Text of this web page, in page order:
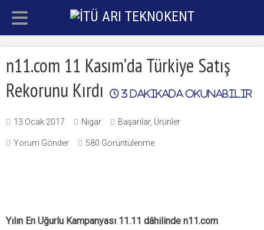
n11.com 11 Kasım’da Türkiye Satış
Rekorunu Kırdı
3 dakikada okunabilir
13 Ocak 2017 Nigar Başarılar, Ürünler
Yorum Gönder 580 Görüntülenme
Yılın En Uğurlu Kampanyası 11.11 dâhilinde n11.com